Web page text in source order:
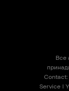
Все
Contact:
Service